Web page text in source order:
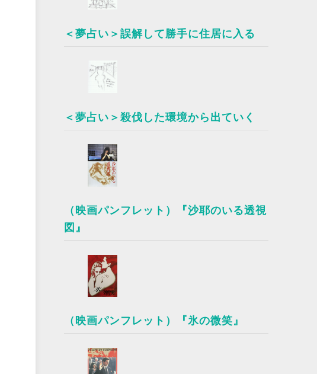
＜夢占い＞誤解して勝手に住居に入る
＜夢占い＞殺伐した環境から出ていく
（映画パンフレット）『沙耶のいる透視
図』
（映画パンフレット）『氷の微笑』